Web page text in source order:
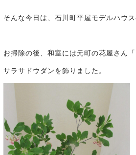
そんな今日は、石川町平屋モデルハウス
お掃除の後、和室には元町の花屋さん
サラサドウダンを飾りました。